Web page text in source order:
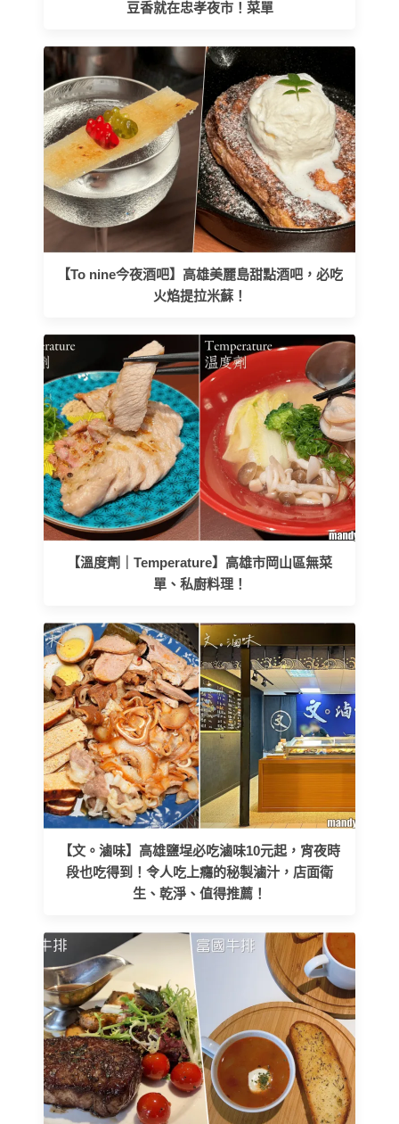
豆香就在忠孝夜市！菜單
【To nine今夜酒吧】高雄美麗島甜點酒吧，必吃
火焰提拉米蘇！
【溫度劑｜Temperature】高雄市岡山區無菜
單、私廚料理！
【文。滷味】高雄鹽埕必吃滷味10元起，宵夜時
段也吃得到！令人吃上癮的秘製滷汁，店面衛
生、乾淨、值得推薦！